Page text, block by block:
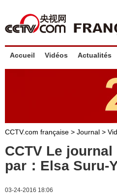
Accueil Vidéos Actualités
CCTV.com française > Journal >
CCTV Le
par：Elsa Suru-
03-24-2016 18:06